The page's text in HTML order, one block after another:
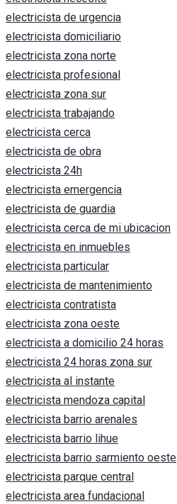
electricista de urgencia
electricista domiciliario
electricista zona norte
electricista profesional
electricista zona sur
electricista trabajando
electricista cerca
electricista de obra
electricista 24h
electricista emergencia
electricista de guardia
electricista cerca de mi ubicacion
electricista en inmuebles
electricista particular
electricista de mantenimiento
electricista contratista
electricista zona oeste
electricista a domicilio 24 horas
electricista 24 horas zona sur
electricista al instante
electricista mendoza capital
electricista barrio arenales
electricista barrio lihue
electricista barrio sarmiento oeste
electricista parque central
electricista area fundacional